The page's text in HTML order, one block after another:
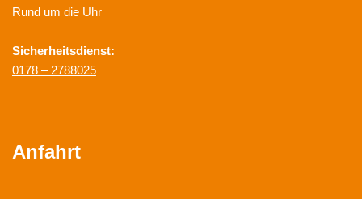
Rund um die Uhr
Sicherheitsdienst:
0178 – 2788025
Anfahrt